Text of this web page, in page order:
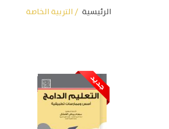
الرئيسية / التربية الخاصة